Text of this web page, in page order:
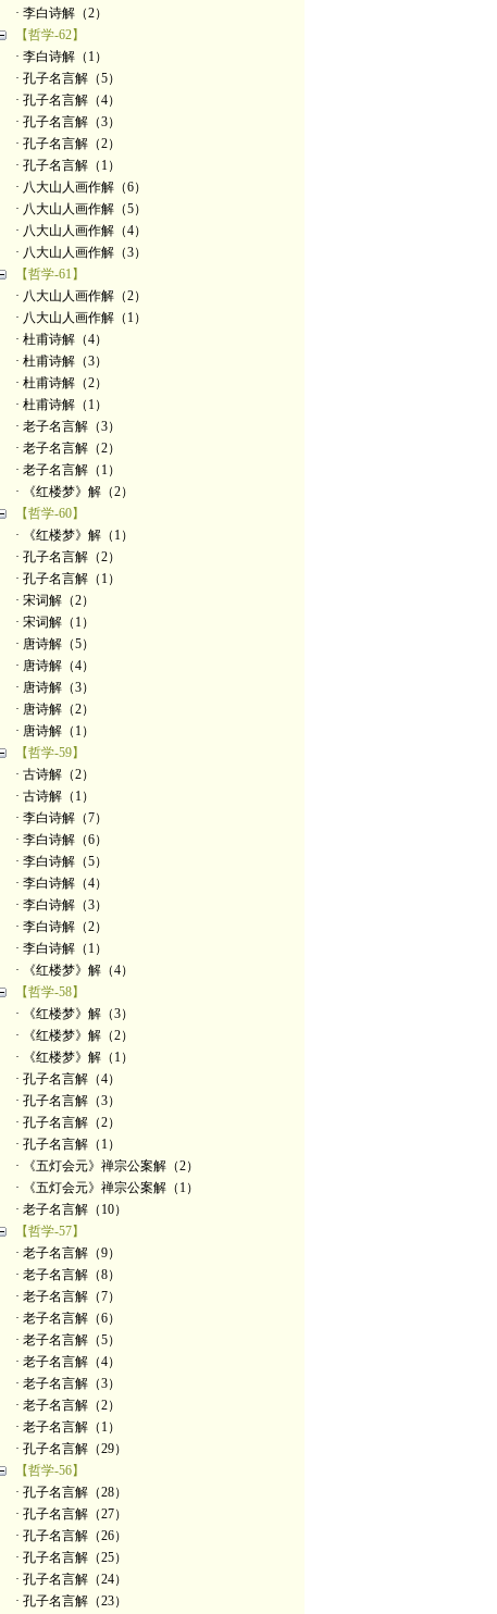
· 李白诗解（2）
【哲学-62】
· 李白诗解（1）
· 孔子名言解（5）
· 孔子名言解（4）
· 孔子名言解（3）
· 孔子名言解（2）
· 孔子名言解（1）
· 八大山人画作解（6）
· 八大山人画作解（5）
· 八大山人画作解（4）
· 八大山人画作解（3）
【哲学-61】
· 八大山人画作解（2）
· 八大山人画作解（1）
· 杜甫诗解（4）
· 杜甫诗解（3）
· 杜甫诗解（2）
· 杜甫诗解（1）
· 老子名言解（3）
· 老子名言解（2）
· 老子名言解（1）
· 《红楼梦》解（2）
【哲学-60】
· 《红楼梦》解（1）
· 孔子名言解（2）
· 孔子名言解（1）
· 宋词解（2）
· 宋词解（1）
· 唐诗解（5）
· 唐诗解（4）
· 唐诗解（3）
· 唐诗解（2）
· 唐诗解（1）
【哲学-59】
· 古诗解（2）
· 古诗解（1）
· 李白诗解（7）
· 李白诗解（6）
· 李白诗解（5）
· 李白诗解（4）
· 李白诗解（3）
· 李白诗解（2）
· 李白诗解（1）
· 《红楼梦》解（4）
【哲学-58】
· 《红楼梦》解（3）
· 《红楼梦》解（2）
· 《红楼梦》解（1）
· 孔子名言解（4）
· 孔子名言解（3）
· 孔子名言解（2）
· 孔子名言解（1）
· 《五灯会元》禅宗公案解（2）
· 《五灯会元》禅宗公案解（1）
· 老子名言解（10）
【哲学-57】
· 老子名言解（9）
· 老子名言解（8）
· 老子名言解（7）
· 老子名言解（6）
· 老子名言解（5）
· 老子名言解（4）
· 老子名言解（3）
· 老子名言解（2）
· 老子名言解（1）
· 孔子名言解（29）
【哲学-56】
· 孔子名言解（28）
· 孔子名言解（27）
· 孔子名言解（26）
· 孔子名言解（25）
· 孔子名言解（24）
· 孔子名言解（23）